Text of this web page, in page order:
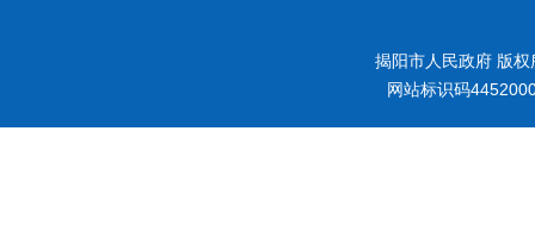
揭阳市人民政府 版
网站标识码